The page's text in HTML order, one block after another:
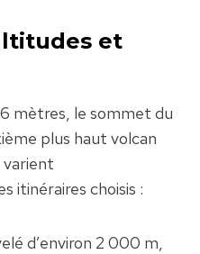
et
mètres, le sommet du
plus haut volcan
varient
itinéraires choisis :
d’environ 2 000 m,